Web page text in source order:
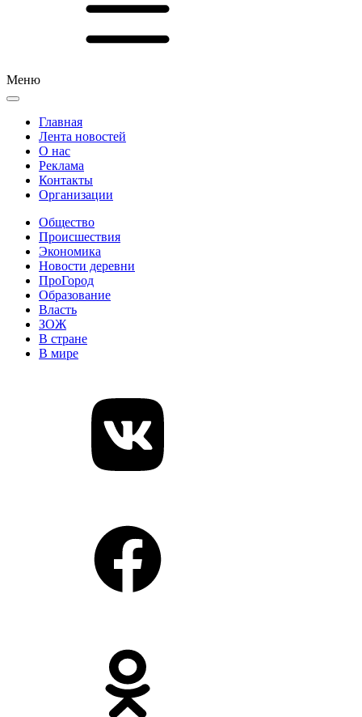
Меню
Главная
Лента новостей
О нас
Реклама
Контакты
Организации
Общество
Происшествия
Экономика
Новости деревни
ПроГород
Образование
Власть
ЗОЖ
В стране
В мире